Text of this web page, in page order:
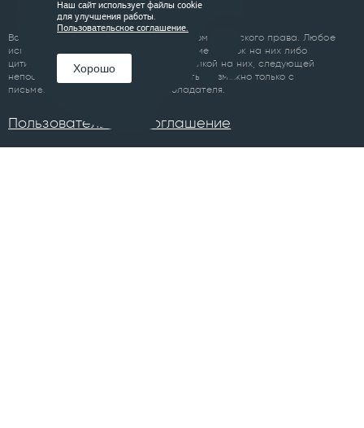
Все материалы сайта являются объектом авторского права. Любое
использование материалов сайта, кроме ссылок на них либо
цитирование с обязательной гиперссылкой на них, следующей
непосредственно до либо после цитаты, возможно только с
письменного разрешения правообладателя.
Пользовательское соглашение
Наш сайт использует файлы cookie
для улучшения работы.
Пользовательское соглашение.
Хорошо